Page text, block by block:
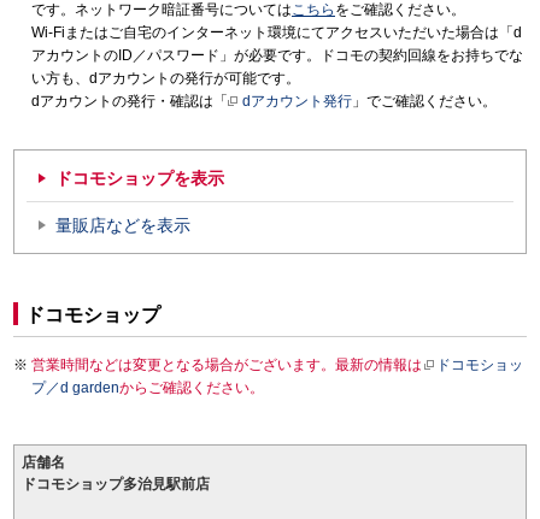
です。ネットワーク暗証番号についてはこちら をご確認ください。
Wi-Fiまたはご自宅のインターネット環境にてアクセスいただいた場合は「d
アカウントのID／パスワード」が必要です。ドコモの契約回線をお持ちでな
い方も、dアカウントの発行が可能です。
dアカウントの発行・確認は「
dアカウント発行 」でご確認ください。
ドコモショップを表示
量販店などを表示
ドコモショップ
営業時間などは変更となる場合がございます。最新の情報は
ドコモショッ
プ／d gardenからご確認ください。
店舗名
ドコモショップ多治見駅前店